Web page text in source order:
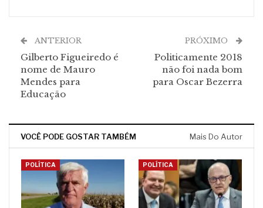
ANTERIOR
Gilberto Figueiredo é
nome de Mauro
Mendes para
Educação
PRÓXIMO
Politicamente 2018
não foi nada bom
para Oscar Bezerra
VOCÊ PODE GOSTAR TAMBÉM Mais Do Autor
POLÍTICA POLÍTICA